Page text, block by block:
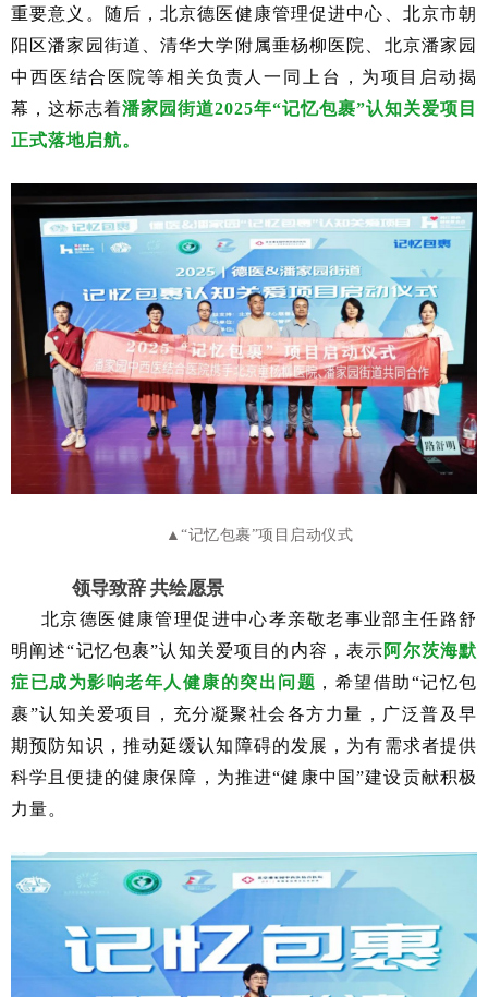
重要意义。随后，北京德医健康管理促进中心、北京市朝
阳区潘家园街道、清华大学附属垂杨柳医院、北京潘家园
中西医结合医院等相关负责人一同上台，为项目启动揭
幕，这标志着潘家园街道2025年“记忆包裹”认知关爱项目
正式落地启航。
▲“记忆包裹”项目启动仪式
领导致辞 共绘愿景
北京德医健康管理促进中心孝亲敬老事业部主任路舒
明阐述“记忆包裹”认知关爱项目的内容，表示阿尔茨海默
症已成为影响老年人健康的突出问题 ，希望借助“记忆包
裹”认知关爱项目，充分凝聚社会各方力量，广泛普及早
期预防知识，推动延缓认知障碍的发展，为有需求者提供
科学且便捷的健康保障，为推进“健康中国”建设贡献积极
力量。